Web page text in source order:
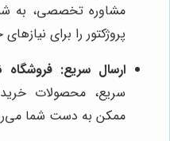
مشاوره تخصصی، به
پروژکتور را برای
ارسال سریع: فروشگاه
سریع، محصولات
ممکن به دست شما